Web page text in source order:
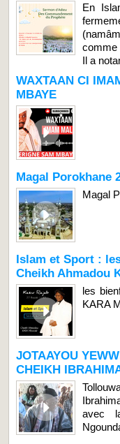
En
comme
Il a
WAXTAAN CI
MBAYE
Magal Porokhane
Magal
Islam et Sport :
Cheikh Ahmadou
les
KARA
JOTAAYOU
CHEIKH
avec